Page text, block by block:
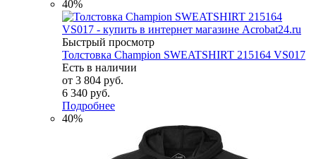
40%
Быстрый просмотр
Толстовка Champion SWEATSHIRT 215164 VS017
Есть в наличии
от 3 804 руб.
6 340 руб.
Подробнее
40%